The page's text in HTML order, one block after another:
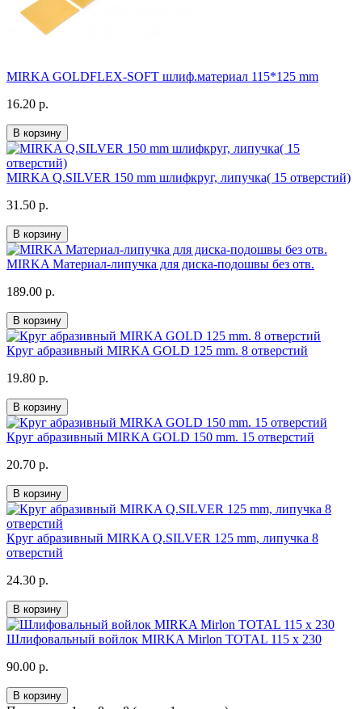
MIRKA GOLDFLEX-SOFT шлиф.материал 115*125 mm
16.20 р.
В корзину
MIRKA Q.SILVER 150 mm шлифкруг, липучка( 15 отверстий)
31.50 р.
В корзину
MIRKA Материал-липучка для диска-подошвы без отв.
189.00 р.
В корзину
Круг абразивный MIRKA GOLD 125 mm. 8 отверстий
19.80 р.
В корзину
Круг абразивный MIRKA GOLD 150 mm. 15 отверстий
20.70 р.
В корзину
Круг абразивный MIRKA Q.SILVER 125 mm, липучка 8
отверстий
24.30 р.
В корзину
Шлифовальный войлок MIRKA Mirlon TOTAL 115 x 230
90.00 р.
В корзину